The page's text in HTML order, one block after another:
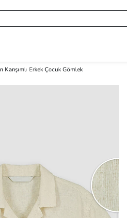
Karışımlı Erkek Çocuk Gömlek